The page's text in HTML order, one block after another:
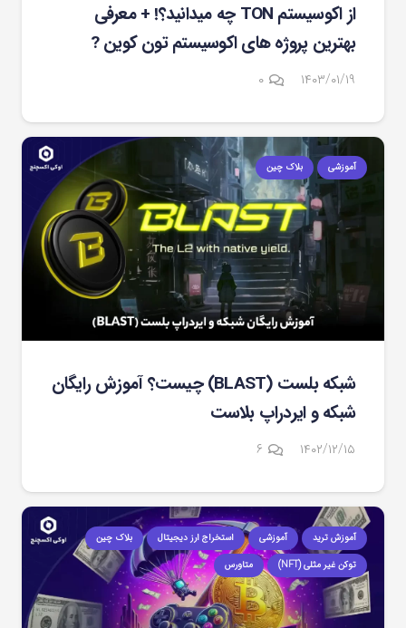
از اکوسیستم TON چه میدانید؟! + معرفی
بهترین پروژه های اکوسیستم تون کوین ?
۱۴۰۳/۰۱/۱۹ ۰
آموزشی بلاک چین
شبکه بلست (BLAST) چیست؟ آموزش رایگان
شبکه و ایردراپ بلاست
۱۴۰۲/۱۲/۱۵ ۶دیدگاه
آموزش ترید آموزشی استخراج ارز دیجیتال
بلاک چین
توکن غیر مثلی (NFT)
متاورس